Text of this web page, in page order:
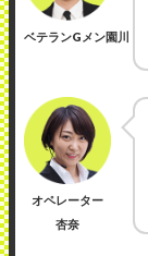
ベテランGメン園川
オペレーター
杏奈